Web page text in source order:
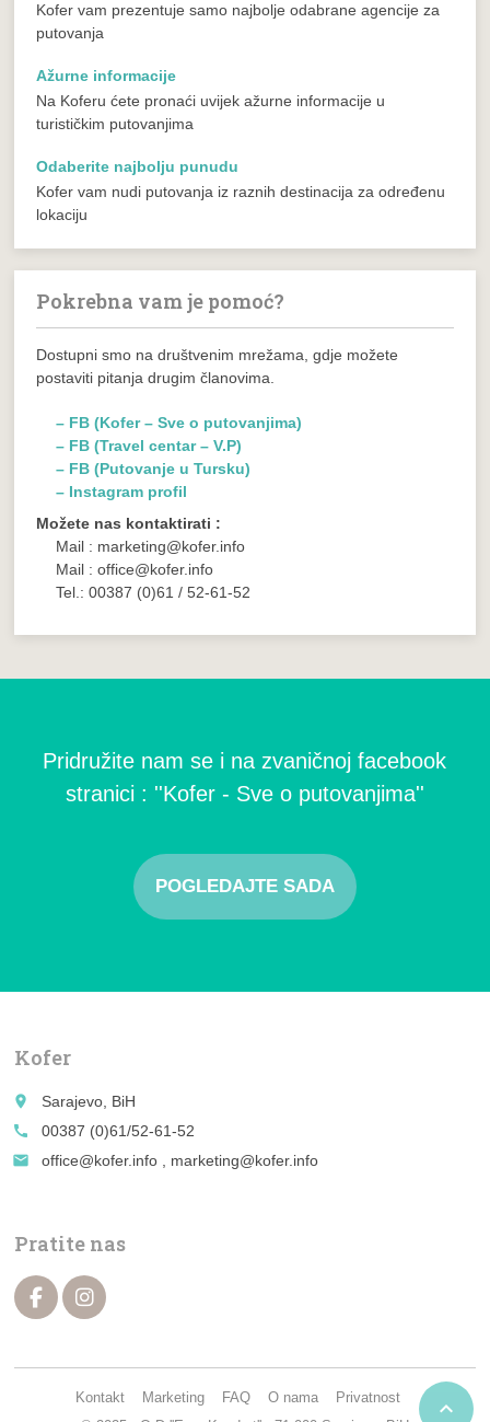
Kofer vam prezentuje samo najbolje odabrane agencije za
putovanja
Ažurne informacije
Na Koferu ćete pronaći uvijek ažurne informacije u
turističkim putovanjima
Odaberite najbolju punudu
Kofer vam nudi putovanja iz raznih destinacija za određenu
lokaciju
Pokrebna vam je pomoć?
Dostupni smo na društvenim mrežama, gdje možete
postaviti pitanja drugim članovima.
– FB (Kofer – Sve o putovanjima)
– FB (Travel centar – V.P)
– FB (Putovanje u Tursku)
– Instagram profil
Možete nas kontaktirati :
Mail : marketing@kofer.info
Mail : office@kofer.info
Tel.: 00387 (0)61 / 52-61-52
Pridružite nam se i na zvaničnoj facebook
stranici : ''Kofer - Sve o putovanjima''
POGLEDAJTE SADA
Kofer
place
Sarajevo, BiH
call
00387 (0)61/52-61-52
email
office@kofer.info , marketing@kofer.info
Pratite nas
Kontakt Marketing FAQ O nama Privatnost 